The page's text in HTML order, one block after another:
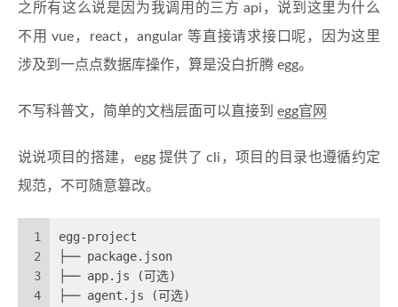
之所有这么说是因为我调用的三方 api，说到这里为什么
不用 vue，react，angular 等直接请求接口呢，因为这里
涉及到一点点数据库操作，算是没白折腾 egg。
不写科普文，简单的文档层面可以直接到 egg官网
说说项目的搭建，egg 提供了 cli，项目的目录也遵循约定
规范，不可随意篡改。
1
2
3
4
egg-project
├── package.json
├── app.js (可选)
├── agent.js (可选)